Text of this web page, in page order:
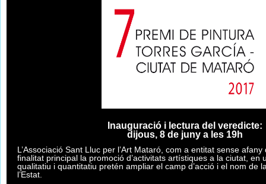
Inauguració i lectura del veredicte:
dijous, 8 de juny a les 19h
L’Associació Sant Lluc per l’Art Mataró, com a entitat sense
finalitat principal la promoció d’activitats artístiques a la ciutat, en
qualitatiu i quantitatiu pretén ampliar el camp d’acció i el nom de
l’Estat.